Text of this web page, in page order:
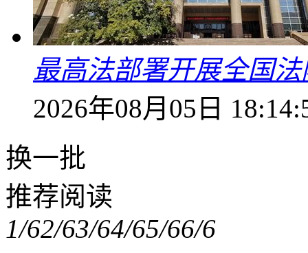
最高法部署开展全国
2026年08月05日
换一批
推荐阅读
1/62/63/64/65/66/6